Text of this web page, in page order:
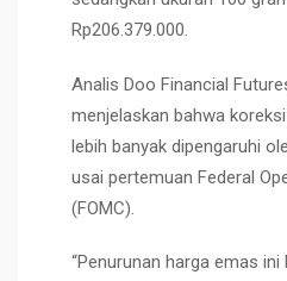
Rp206.379.000.
Analis Doo Financial
menjelaskan bahwa
lebih banyak dipengaruhi
usai pertemuan Federal
(FOMC).
“Penurunan harga emas ini